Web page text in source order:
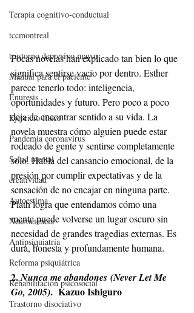
Terapia cognitivo-conductual
tccmontreal
trastorno depresivo mayor
Manual para el paciente
Enuresis
Ejercicio físico
Pandemia coronavirus
Salud mental
creatividad
Autoestima
Neurociencia
Antipsiquiatría
Reforma psiquiátrica
Rehabilitación psicosocial
Trastorno disociativo
Pocas novelas han explicado tan bien lo que
significa sentirse vacío por dentro. Esther
parece tenerlo todo: inteligencia,
oportunidades y futuro. Pero poco a poco
deja de encontrar sentido a su vida. La
novela muestra cómo alguien puede estar
rodeado de gente y sentirse completamente
solo. Habla del cansancio emocional, de la
presión por cumplir expectativas y de la
sensación de no encajar en ninguna parte.
Plath logra que entendamos cómo una
mente puede volverse un lugar oscuro sin
necesidad de grandes tragedias externas. Es
dura, honesta y profundamente humana.
2. Nunca me abandones (Never Let Me
Go, 2005).  Kazuo Ishiguro